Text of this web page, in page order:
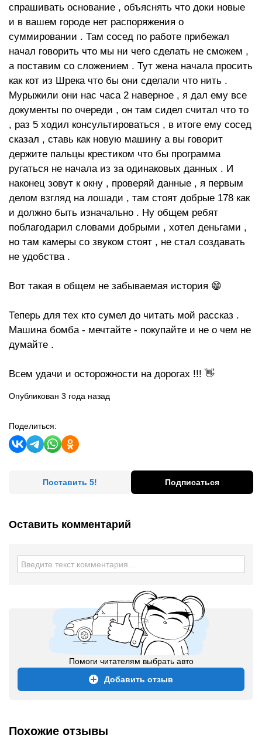
спрашивать основание , объяснять что доки новые
и в вашем городе нет распоряжения о
суммировании . Там сосед по работе прибежал
начал говорить что мы ни чего сделать не сможем ,
а поставим со сложением . Тут жена начала просить
как кот из Шрека что бы они сделали что нить .
Мурыжили они нас часа 2 наверное , я дал ему все
документы по очереди , он там сидел считал что то
, раз 5 ходил консультироваться , в итоге ему сосед
сказал , ставь как новую машину а вы говорит
держите пальцы крестиком что бы программа
ругаться не начала из за одинаковых данных . И
наконец зовут к окну , проверяй данные , я первым
делом взгляд на лошади , там стоят добрые 178 как
и должно быть изначально . Ну общем ребят
поблагодарил словами добрыми , хотел деньгами ,
но там камеры со звуком стоят , не стал создавать
не удобства .
Вот такая в общем не забываемая история 😁
Теперь для тех кто сумел до читать мой рассказ .
Машина бомба - мечтайте - покупайте и не о чем не
думайте .
Всем удачи и осторожности на дорогах !!! 👋
Опубликован 3 года назад
Поделиться:
Поставить 5! Подписаться
Оставить комментарий
Помоги читателям выбрать авто
Добавить отзыв
Похожие отзывы